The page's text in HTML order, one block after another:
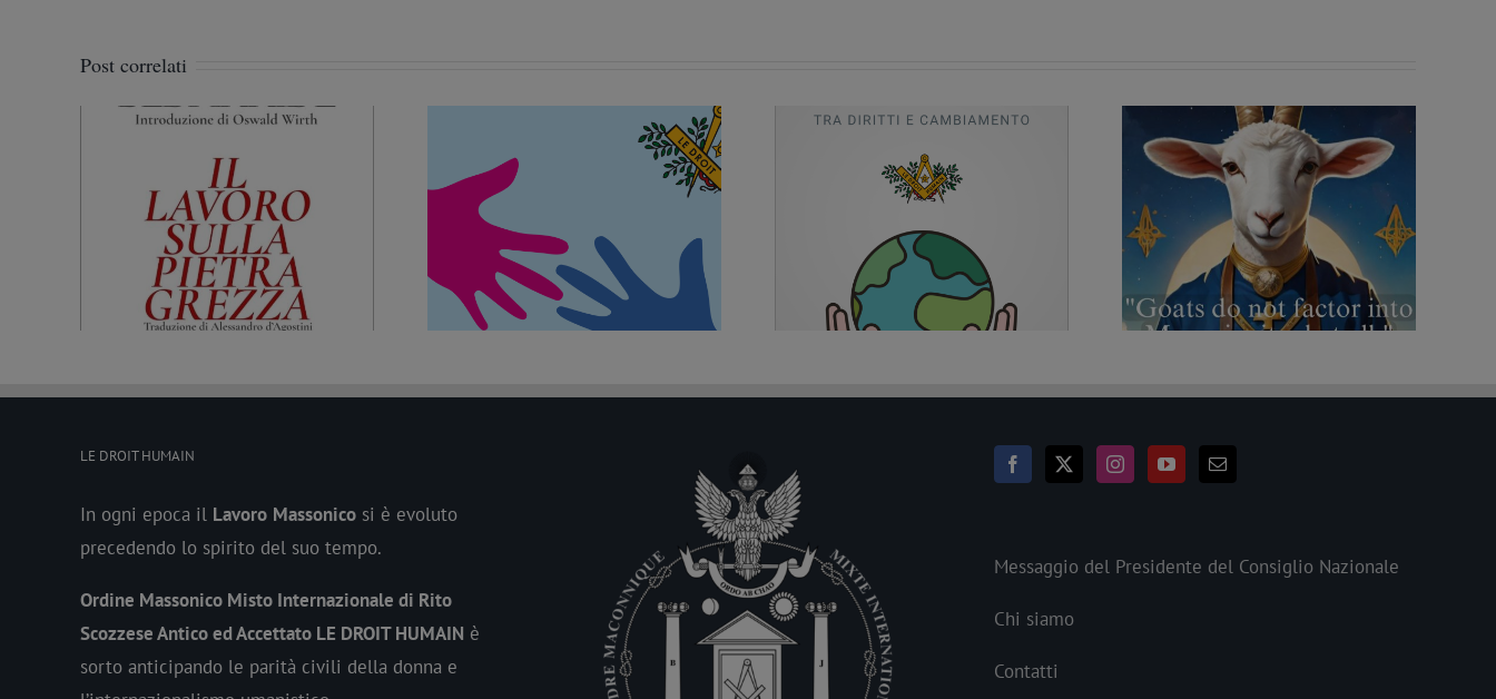
Post correlati
Trattati ed etica della Fratellanza. Un
nuovo documento della Commissione
Prospettive sociali
cambiamento. Un nuovo documento
della Commissione Prospettive sociali
Antimassoneria: l’arte di produrre
l’effetto opposto (fino a prova contraria)
Un libro per ricordare i cento anni dalla
legge contro la Massoneria
LE DROIT HUMAIN
In ogni epoca il Lavoro Massonico si è evoluto
precedendo lo spirito del suo tempo.
Ordine Massonico Misto Internazionale di Rito
Scozzese Antico ed Accettato LE DROIT HUMAIN è
sorto anticipando le parità civili della donna e
Messaggio del Presidente del Consiglio Nazionale
Chi siamo
Contatti